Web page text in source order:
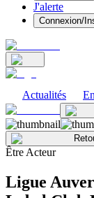
J'alerte
Connexion/
Actualités
Être Acteur
Ligue